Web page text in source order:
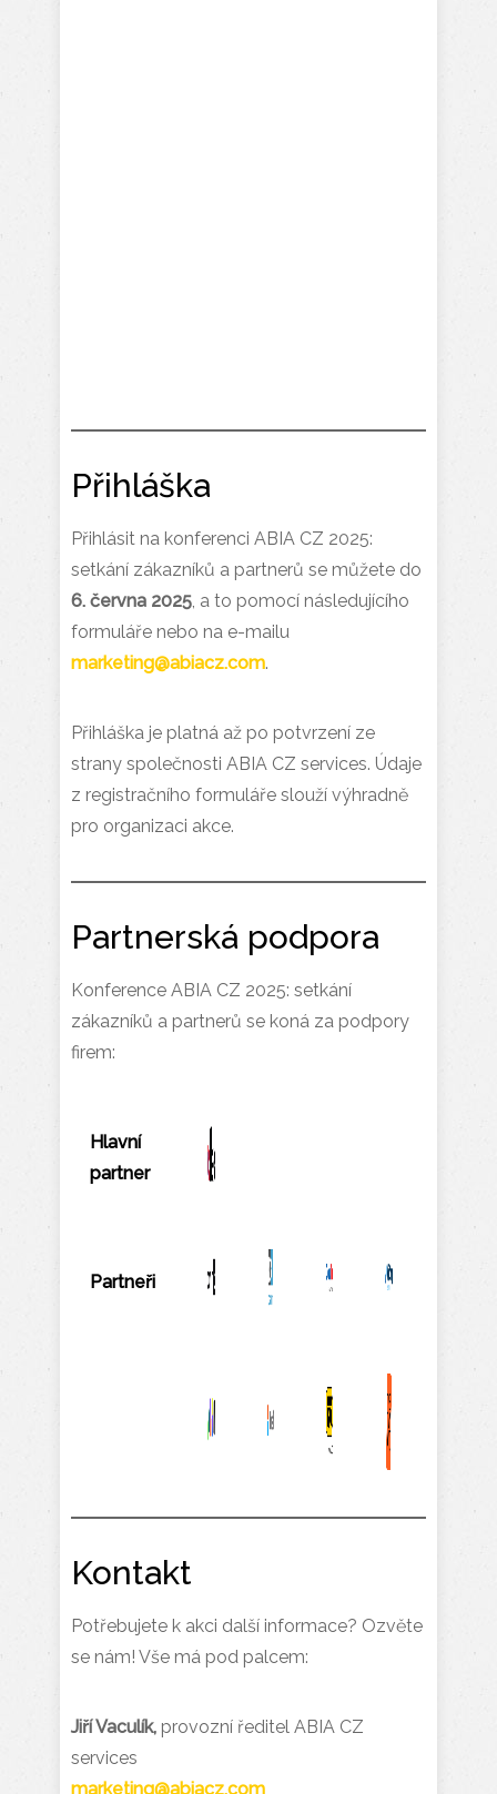
Přihláška
Přihlásit na konferenci ABIA CZ 2025:
setkání zákazníků a partnerů se můžete do
6. června 2025, a to pomocí následujícího
formuláře nebo na e-mailu
marketing@abiacz.com.
Přihláška je platná až po potvrzení ze
strany společnosti ABIA CZ services. Údaje
z registračního formuláře slouží výhradně
pro organizaci akce.
Partnerská podpora
Konference ABIA CZ 2025: setkání
zákazníků a partnerů se koná za podpory
firem:
Hlavní
partner
Partneři
Kontakt
Potřebujete k akci další informace? Ozvěte
se nám! Vše má pod palcem:
Jiří Vaculík, provozní ředitel ABIA CZ
services
marketing@abiacz.com